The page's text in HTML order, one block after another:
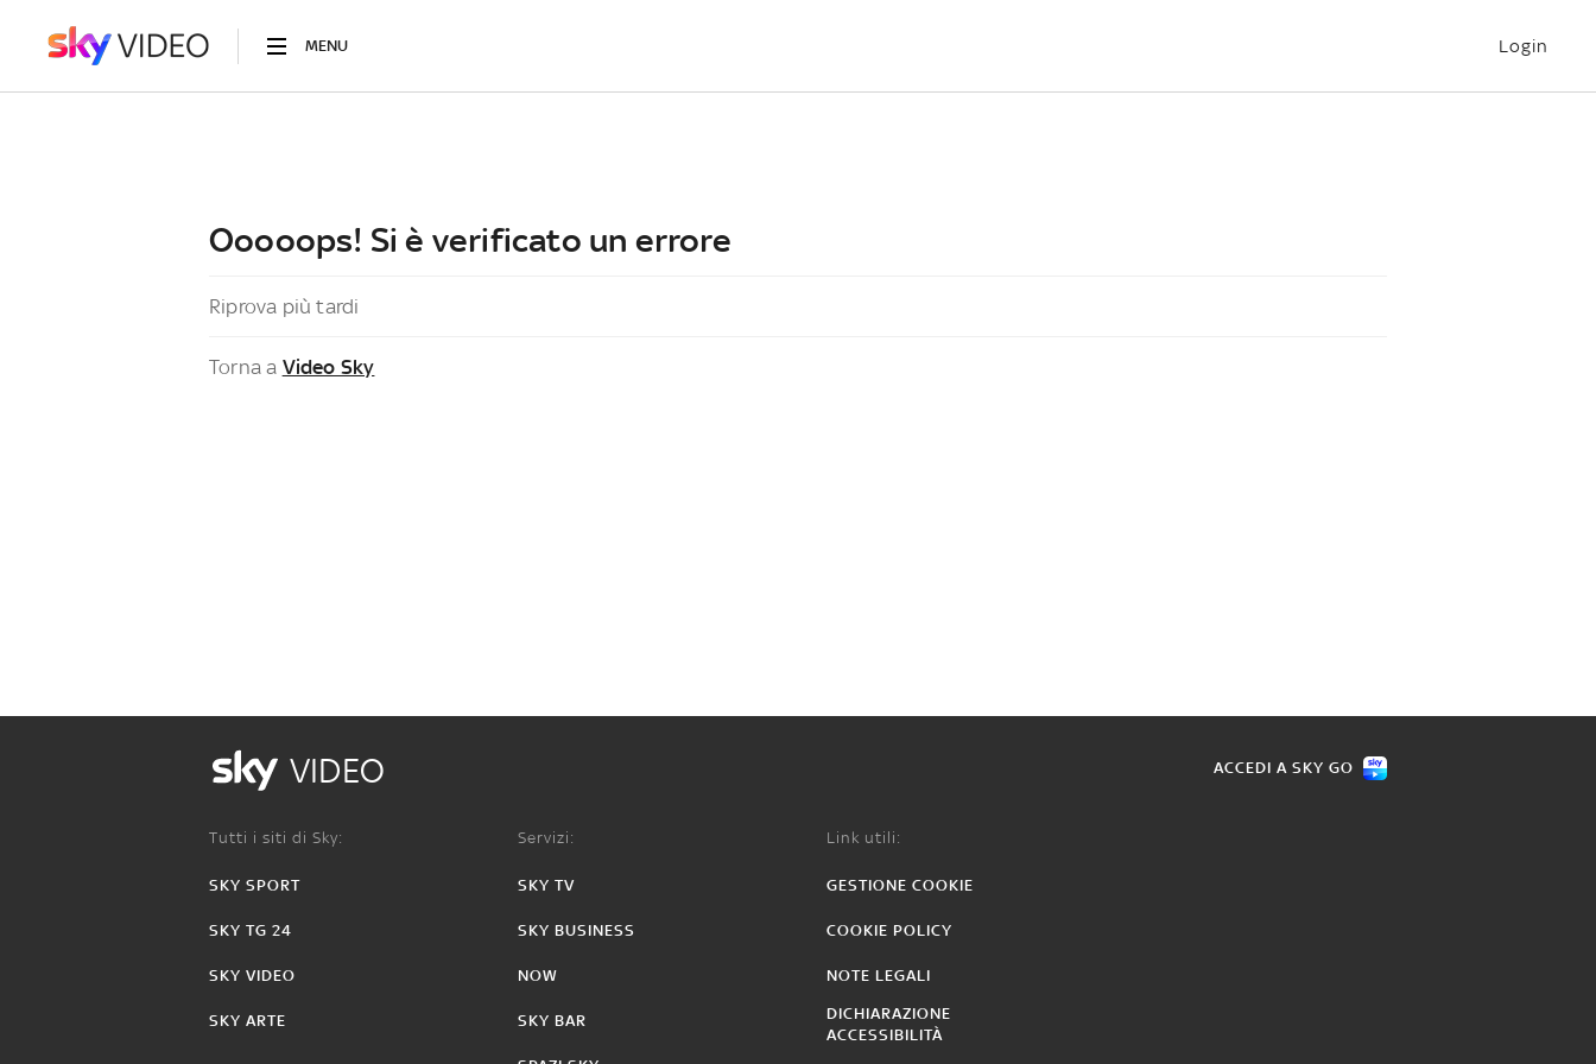
MENU Login
Ooooops! Si è verificato un errore
Riprova più tardi
Torna a Video Sky
VIDEO ACCEDI A SKY GO
Tutti i siti di Sky:
SKY SPORT
SKY TG 24
SKY VIDEO
SKY ARTE
Servizi:
SKY TV
SKY BUSINESS
NOW
SKY BAR
Link utili:
GESTIONE COOKIE
COOKIE POLICY
NOTE LEGALI
DICHIARAZIONE
ACCESSIBILITÀ